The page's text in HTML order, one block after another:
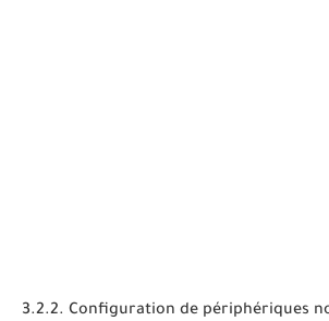
3.2.2. Configuration de périphériques